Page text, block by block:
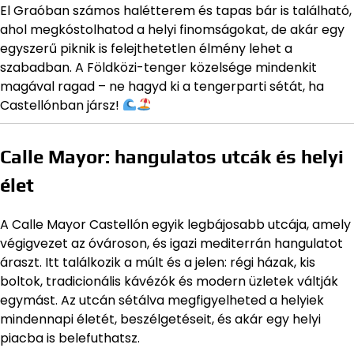
El Graóban számos halétterem és tapas bár is található,
ahol megkóstolhatod a helyi finomságokat, de akár egy
egyszerű piknik is felejthetetlen élmény lehet a
szabadban. A Földközi-tenger közelsége mindenkit
magával ragad – ne hagyd ki a tengerparti sétát, ha
Castellónban jársz!
Calle Mayor: hangulatos utcák és helyi
élet
A Calle Mayor Castellón egyik legbájosabb utcája, amely
végigvezet az óvároson, és igazi mediterrán hangulatot
áraszt. Itt találkozik a múlt és a jelen: régi házak, kis
boltok, tradicionális kávézók és modern üzletek váltják
egymást. Az utcán sétálva megfigyelheted a helyiek
mindennapi életét, beszélgetéseit, és akár egy helyi
piacba is belefuthatsz.